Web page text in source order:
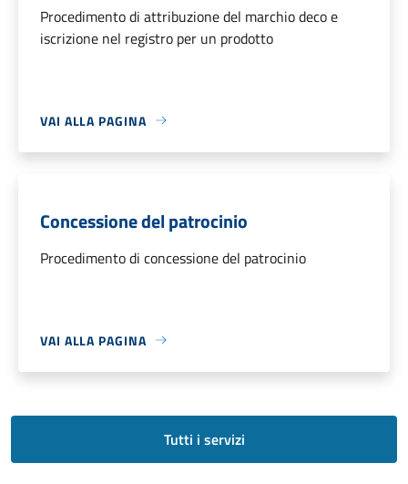
Procedimento di attribuzione del marchio deco e
iscrizione nel registro per un prodotto
VAI ALLA PAGINA
Concessione del patrocinio
Procedimento di concessione del patrocinio
VAI ALLA PAGINA
Tutti i servizi